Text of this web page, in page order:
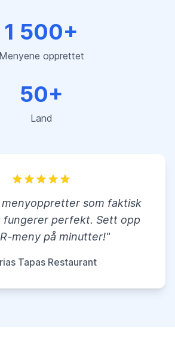
1 500+
Menyene opprettet
50+
Land
menyoppretter som faktisk
fungerer perfekt. Sett opp
meny på minutter!"
Tapas Restaurant